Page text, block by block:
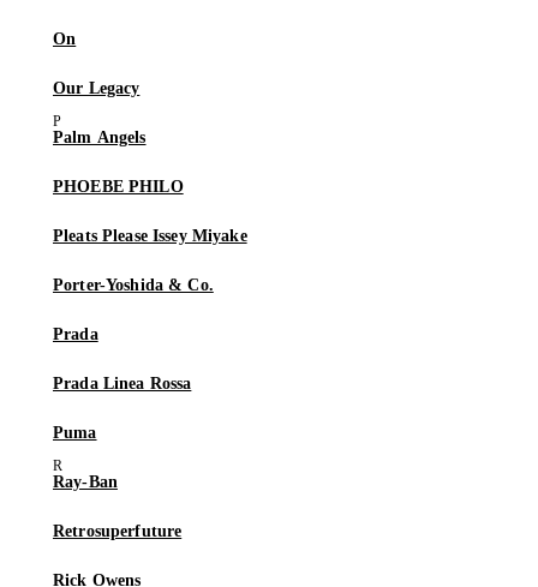
On
Our Legacy
Palm Angels
PHOEBE PHILO
Pleats Please Issey Miyake
Porter-Yoshida & Co.
Prada
Prada Linea Rossa
Puma
Ray-Ban
Retrosuperfuture
Rick Owens